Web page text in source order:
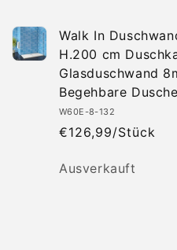
Walk In
H.200 cm
Glasduschwand
Begehbare Dusche
W60E-8-132
€126,99/Stück
Anzahl
Ausverkauft